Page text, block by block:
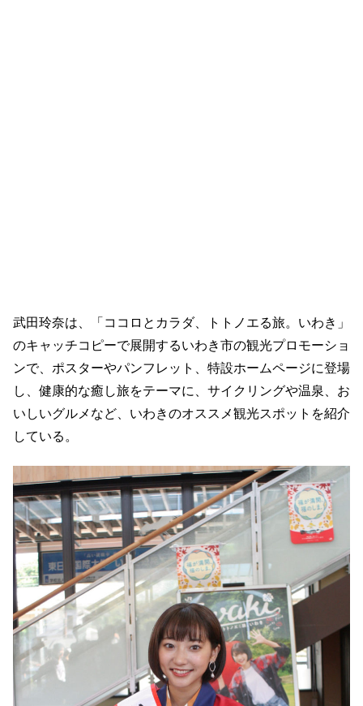
武田玲奈は、「ココロとカラダ、トトノエる旅。いわき」
のキャッチコピーで展開するいわき市の観光プロモーショ
ンで、ポスターやパンフレット、特設ホームページに登場
し、健康的な癒し旅をテーマに、サイクリングや温泉、お
いしいグルメなど、いわきのオススメ観光スポットを紹介
している。